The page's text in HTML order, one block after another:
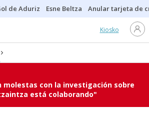
de Aduriz Esne Beltza Anular tarjeta de
Kiosko
molestas con la investigación sobre
está colaborando"